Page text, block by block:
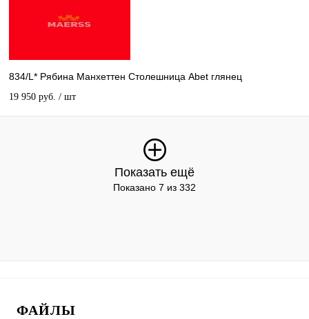
834/L* Рябина Манхеттен Столешница Abet глянец
19 950 руб. / шт
Показать ещё
Показано 7 из 332
ФАЙЛЫ